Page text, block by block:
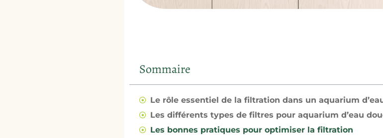
Sommaire
Le rôle essentiel de la filtration dans un aquarium
Les différents types de filtres pour aquarium d’eau
Les bonnes pratiques pour optimiser la filtration